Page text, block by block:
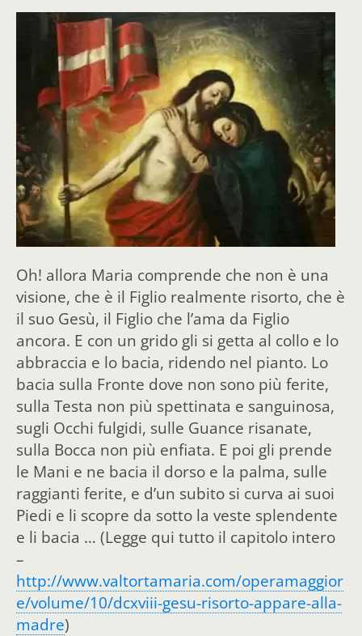
Oh! allora Maria comprende che non è una
visione, che è il Figlio realmente risorto, che è
il suo Gesù, il Figlio che l’ama da Figlio
ancora. E con un grido gli si getta al collo e lo
abbraccia e lo bacia, ridendo nel pianto. Lo
bacia sulla Fronte dove non sono più ferite,
sulla Testa non più spettinata e sanguinosa,
sugli Occhi fulgidi, sulle Guance risanate,
sulla Bocca non più enfiata. E poi gli prende
le Mani e ne bacia il dorso e la palma, sulle
raggianti ferite, e d’un subito si curva ai suoi
Piedi e li scopre da sotto la veste splendente
e li bacia … (Legge qui tutto il capitolo intero
–
http://www.valtortamaria.com/operamaggior
e/volume/10/dcxviii-gesu-risorto-appare-alla-
madre)